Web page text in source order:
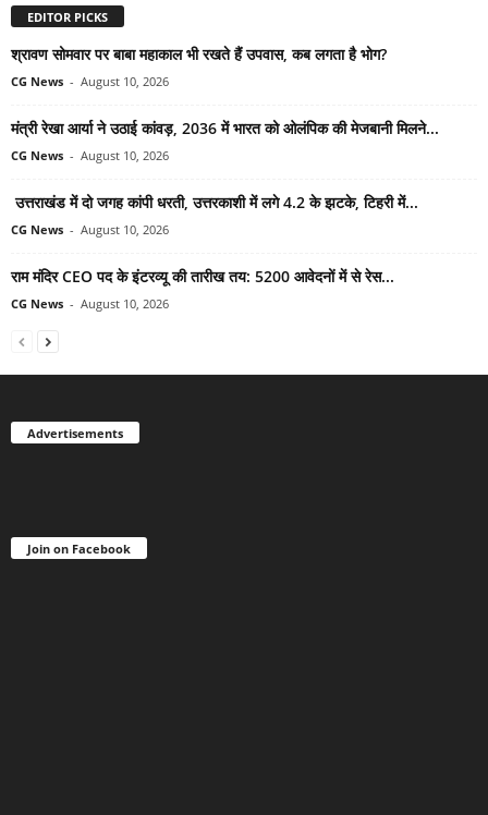
EDITOR PICKS
श्रावण सोमवार पर बाबा महाकाल भी रखते हैं उपवास, कब लगता है भोग?
CG News - August 10, 2026
मंत्री रेखा आर्या ने उठाई कांवड़, 2036 में भारत को ओलंपिक की मेजबानी मिलने...
CG News - August 10, 2026
उत्तराखंड में दो जगह कांपी धरती, उत्तरकाशी में लगे 4.2 के झटके, टिहरी में...
CG News - August 10, 2026
राम मंदिर CEO पद के इंटरव्यू की तारीख तय: 5200 आवेदनों में से रेस...
CG News - August 10, 2026
Advertisements
Join on Facebook